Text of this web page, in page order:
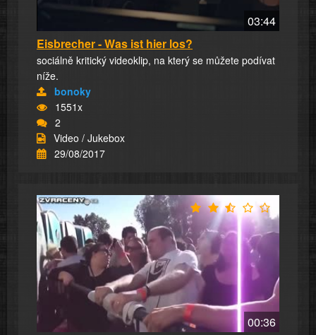
03:44
Eisbrecher - Was ist hier los?
sociálně kritický videoklip, na který se můžete podívat
níže.
bonoky
1551x
2
Video / Jukebox
29/08/2017
00:36